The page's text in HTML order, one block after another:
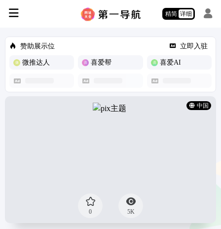
精简 详细
赞助展示位 立即入驻
微推达人 喜爱帮 喜爱AI
中国
0 5K